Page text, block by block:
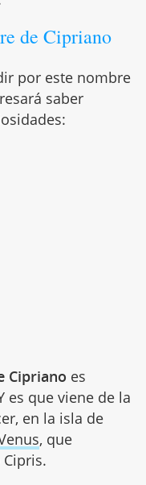
de Cipriano
por este nombre
saber
Cipriano es
es que viene de la
en la isla de
, que